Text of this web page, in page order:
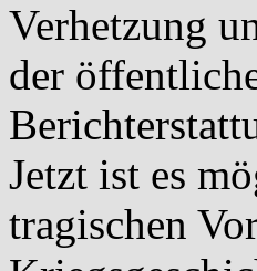
Verhetzung
der
Jetzt ist es
tragischen